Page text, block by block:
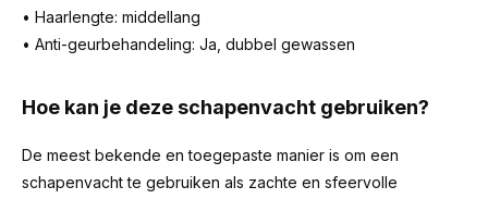
• Haarlengte: middellang
• Anti-geurbehandeling: Ja, dubbel gewassen
Hoe kan je deze schapenvacht gebruiken?
De meest bekende en toegepaste manier is om een
schapenvacht te gebruiken als zachte en sfeervolle